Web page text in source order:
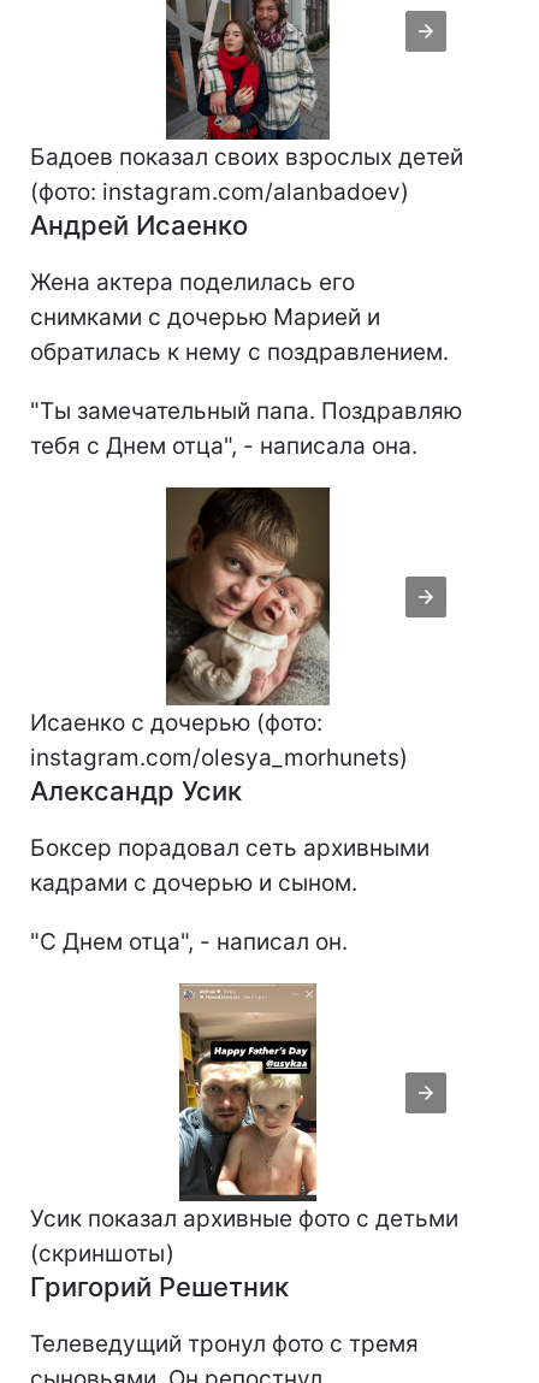
Бадоев показал своих взрослых детей
(фото: instagram.com/alanbadoev)
Андрей Исаенко
Жена актера поделилась его
снимками с дочерью Марией и
обратилась к нему с поздравлением.
"Ты замечательный папа. Поздравляю
тебя с Днем отца", - написала она.
Исаенко с дочерью (фото:
instagram.com/olesya_morhunets)
Александр Усик
Боксер порадовал сеть архивными
кадрами с дочерью и сыном.
"С Днем отца", - написал он.
Усик показал архивные фото с детьми
(скриншоты)
Григорий Решетник
Телеведущий тронул фото с тремя